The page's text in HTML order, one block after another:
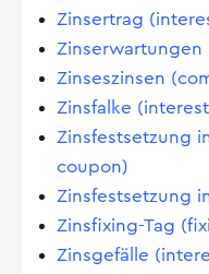
Zinsertrag
Zinseszinsen
Zinsfalke
Zinsfestsetzung
coupon)
Zinsfestsetzung
Zinsfixing-Tag
Zinsgefälle